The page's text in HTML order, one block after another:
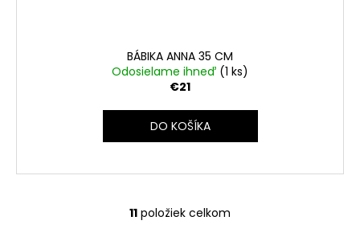
BÁBIKA ANNA 35 CM
Odosielame ihneď (1 ks)
€21
DO KOŠÍKA
O
11 položiek celkom